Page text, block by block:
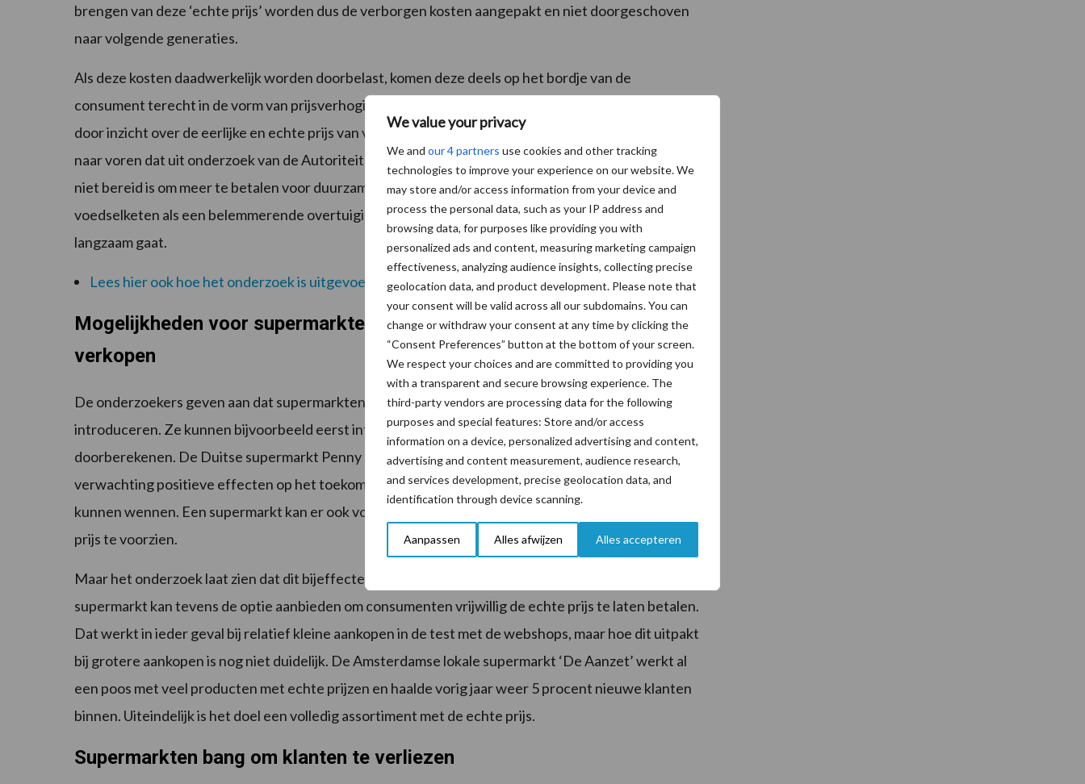
We value your privacy
We and our 4 partners use cookies and other tracking
technologies to improve your experience on our website. We
may store and/or access information from your device and
process the personal data, such as your IP address and
browsing data, for purposes like providing you with
personalized ads and content, measuring marketing campaign
effectiveness, analyzing audience insights, collecting precise
geolocation data, and product development. Please note that
your consent will be valid across all our subdomains. You can
change or withdraw your consent at any time by clicking the
“Consent Preferences” button at the bottom of your screen.
We respect your choices and are committed to providing you
with a transparent and secure browsing experience. The
third-party vendors are processing data for the following
purposes and special features: Store and/or access
information on a device, personalized advertising and content,
advertising and content measurement, audience research,
and services development, precise geolocation data, and
identification through device scanning.
Aanpassen Alles afwijzen Alles accepteren
brengen van deze ‘echte prijs’ worden dus de verborgen kosten aangepakt en niet doorgeschoven
naar volgende generaties.
Als deze kosten daadwerkelijk worden doorbelast, komen deze deels op het bordje van de
consument terecht in de vorm van prijsverhogingen. Op het onlangs gehouden evenement Actie
door inzicht over de eerlijke en echte prijs van voedsel in de praktijk van ABN AMRO kwam echter
naar voren dat uit onderzoek van de Autoriteit Consument & Markt (ACM) blijkt dat de consument
niet bereid is om meer te betalen voor duurzamere producten. Dit kan bij bedrijven in de
voedselketen als een belemmerende overtuiging werken waardoor de benodigde transitie te
langzaam gaat.
Lees hier ook hoe het onderzoek is uitgevoerd.
Mogelijkheden voor supermarkten om producten voor echte prijs te
verkopen
De onderzoekers geven aan dat supermarkten op verschillende wijze eerlijke prijzen kunnen
introduceren. Ze kunnen bijvoorbeeld eerst informatie over de echte prijs geven, maar deze niet
doorberekenen. De Duitse supermarkt Penny doet dit bijvoorbeeld. Deze methode geeft naar
verwachting positieve effecten op het toekomstig koopgedrag omdat klanten aan de echte prijs
kunnen wennen. Een supermarkt kan er ook voor kiezen om een deel van de producten van de echte
prijs te voorzien.
Maar het onderzoek laat zien dat dit bijeffecten oplevert: substitutiegedrag en onbegrip. Een
supermarkt kan tevens de optie aanbieden om consumenten vrijwillig de echte prijs te laten betalen.
Dat werkt in ieder geval bij relatief kleine aankopen in de test met de webshops, maar hoe dit uitpakt
bij grotere aankopen is nog niet duidelijk. De Amsterdamse lokale supermarkt ‘De Aanzet’ werkt al
een poos met veel producten met echte prijzen en haalde vorig jaar weer 5 procent nieuwe klanten
binnen. Uiteindelijk is het doel een volledig assortiment met de echte prijs.
Supermarkten bang om klanten te verliezen